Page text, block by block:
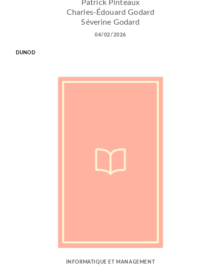
Patrick Pinteaux
Charles-Édouard Godard
Séverine Godard
04/02/2026
DUNOD
INFORMATIQUE ET MANAGEMENT